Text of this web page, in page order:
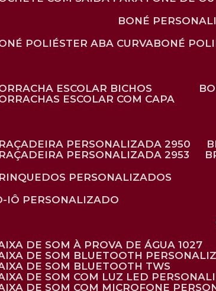
BONÉ
POLIÉSTER ABA CURVA
BONÉ
ESCOLAR BICHOS
ESCOLAR COM CAPA
BRAÇADEIRA PERSONALIZADA 2950
BRAÇADEIRA PERSONALIZADA 2953
BRINQUEDOS PERSONALIZADOS
IÔ PERSONALIZADO
DE SOM À PROVA DE ÁGUA 1027
DE SOM BLUETOOTH
DE SOM BLUETOOTH TWS
DE SOM COM LUZ LED
DE SOM COM MICROFONE